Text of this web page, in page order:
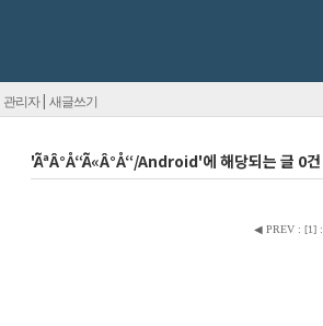
관리자| 새글쓰기
'ÃªÂ°Å“Ã«Â°Å“/Android'에 해당되는 글 0건
◀ PREV : [1]: